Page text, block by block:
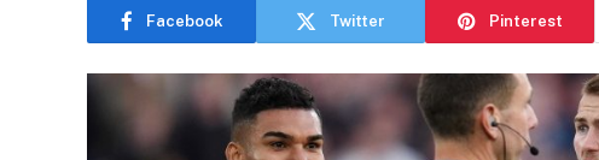
Facebook Twitter Pinterest